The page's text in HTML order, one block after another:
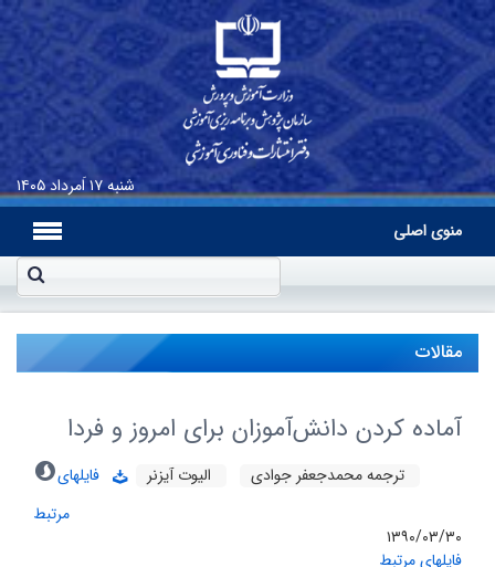
شنبه۱۷ اَمرداد ۱۴۰۵
منوی اصلی
مقالات
آماده کردن دانش‌آموزان براى امروز و فردا
ترجمه محمدجعفر جوادى الیوت آیزنر
فایلهای
مرتبط
۱۳۹۰/۰۳/۳۰
فایلهای مرتبط